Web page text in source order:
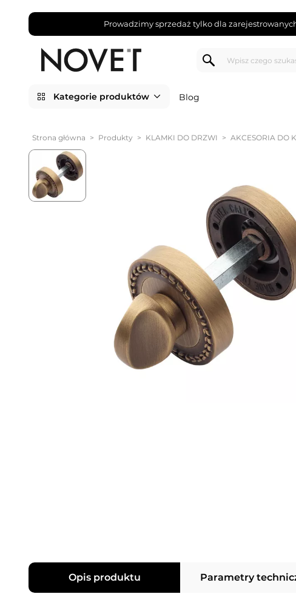
Prowadzimy sprzedaż tylko dla
Kategorie produktów Blog
Strona główna > Produkty > KLAMKI DO DRZWI > AKCESORIA DO
Opis produktu Parametry